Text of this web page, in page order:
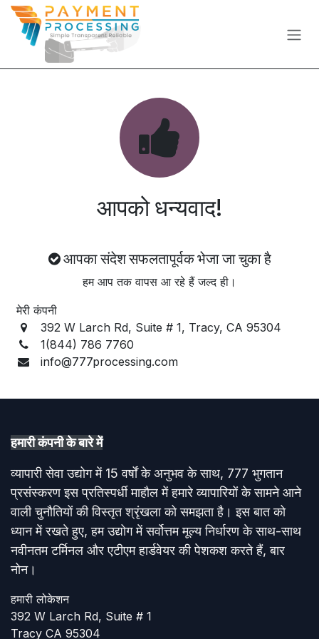
Skip to Content
आपको धन्यवाद!
आपका संदेश सफलतापूर्वक भेजा जा चुका है
हम आप तक वापस आ रहे हैं जल्द ही।​
मेरी कंपनी
392 W Larch Rd, Suite # 1, Tracy, CA 95304
1(844) 786 7760
info@777processing.com
हमारी कंपनी के बारे में​
व्यापारी सेवा उद्योग में 15 वर्षों के अनुभव के साथ, 777 भुगतान
प्रसंस्करण इस प्रतिस्पर्धी माहौल में हमारे व्यापारियों के सामने आने
वाली चुनौतियों की विस्तृत श्रृंखला को समझता है। इस बात को
ध्यान में रखते हुए, हम उद्योग में सर्वोत्तम मूल्य निर्धारण के साथ-साथ
नवीनतम टर्मिनल और एटीएम हार्डवेयर की पेशकश करते हैं, बार
नोन।
हमारी लोकेशन​
392 W Larch Rd, Suite # 1
Tracy CA 95304